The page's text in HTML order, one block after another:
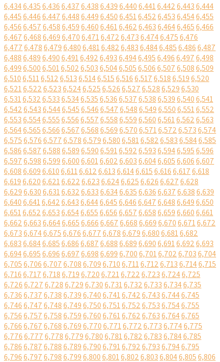
6,4346,4356,4366,4376,4386,4396,4406,4416,4426,4436,444
6,4456,4466,4476,4486,4496,4506,4516,4526,4536,4546,455
6,4566,4576,4586,4596,4606,4616,4626,4636,4646,4656,466
6,4676,4686,4696,4706,4716,4726,4736,4746,4756,476
6,4776,4786,4796,4806,4816,4826,4836,4846,4856,4866,487
6,4886,4896,4906,4916,4926,4936,4946,4956,4966,4976,498
6,4996,5006,5016,5026,5036,5046,5056,5066,5076,5086,509
6,5106,5116,5126,5136,5146,5156,5166,5176,5186,5196,520
6,5216,5226,5236,5246,5256,5266,5276,5286,5296,530
6,5316,5326,5336,5346,5356,5366,5376,5386,5396,5406,541
6,5426,5436,5446,5456,5466,5476,5486,5496,5506,5516,552
6,5536,5546,5556,5566,5576,5586,5596,5606,5616,5626,563
6,5646,5656,5666,5676,5686,5696,5706,5716,5726,5736,574
6,5756,5766,5776,5786,5796,5806,5816,5826,5836,5846,585
6,5866,5876,5886,5896,5906,5916,5926,5936,5946,5956,596
6,5976,5986,5996,6006,6016,6026,6036,6046,6056,6066,607
6,6086,6096,6106,6116,6126,6136,6146,6156,6166,6176,618
6,6196,6206,6216,6226,6236,6246,6256,6266,6276,628
6,6296,6306,6316,6326,6336,6346,6356,6366,6376,6386,639
6,6406,6416,6426,6436,6446,6456,6466,6476,6486,6496,650
6,6516,6526,6536,6546,6556,6566,6576,6586,6596,6606,661
6,6626,6636,6646,6656,6666,6676,6686,6696,6706,6716,672
6,6736,6746,6756,6766,6776,6786,6796,6806,6816,682
6,6836,6846,6856,6866,6876,6886,6896,6906,6916,6926,693
6,6946,6956,6966,6976,6986,6996,7006,7016,7026,7036,704
6,7056,7066,7076,7086,7096,7106,7116,7126,7136,7146,715
6,7166,7176,7186,7196,7206,7216,7226,7236,7246,725
6,7266,7276,7286,7296,7306,7316,7326,7336,7346,735
6,7366,7376,7386,7396,7406,7416,7426,7436,7446,745
6,7466,7476,7486,7496,7506,7516,7526,7536,7546,755
6,7566,7576,7586,7596,7606,7616,7626,7636,7646,765
6,7666,7676,7686,7696,7706,7716,7726,7736,7746,775
6,7766,7776,7786,7796,7806,7816,7826,7836,7846,785
6,7866,7876,7886,7896,7906,7916,7926,7936,7946,795
6,7966,7976,7986,7996,8006,8016,8026,8036,8046,8056,806